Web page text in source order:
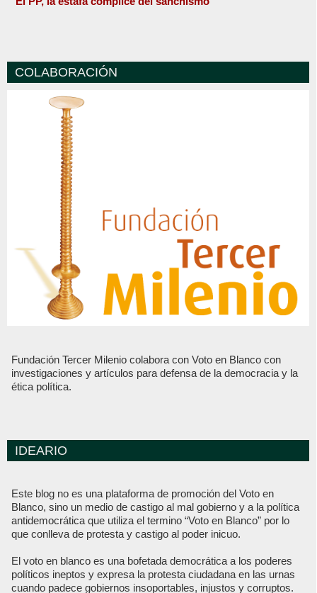
COLABORACIÓN
Fundación Tercer Milenio colabora con Voto en Blanco con
investigaciones y artículos para defensa de la democracia y la
ética política.
IDEARIO
Este blog no es una plataforma de promoción del Voto en
Blanco, sino un medio de castigo al mal gobierno y a la política
antidemocrática que utiliza el termino “Voto en Blanco” por lo
que conlleva de protesta y castigo al poder inicuo.
El voto en blanco es una bofetada democrática a los poderes
políticos ineptos y expresa la protesta ciudadana en las urnas
cuando padece gobiernos insoportables, injustos y corruptos.